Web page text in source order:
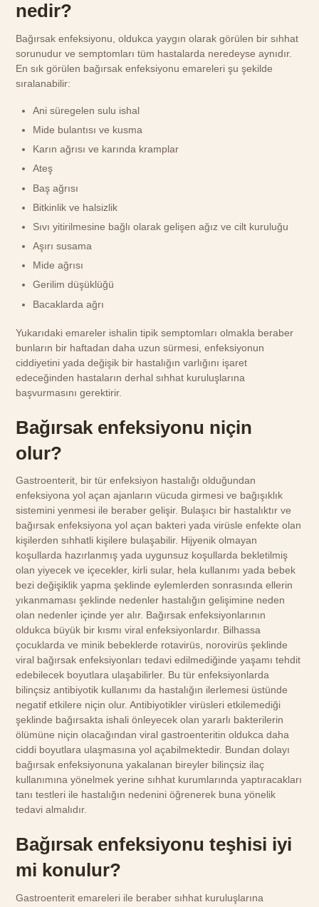
nedir?
Bağırsak enfeksiyonu, oldukca yaygın olarak görülen bir sıhhat
sorunudur ve semptomları tüm hastalarda neredeyse aynıdır.
En sık görülen bağırsak enfeksiyonu emareleri şu şekilde
sıralanabilir:
Ani süregelen sulu ishal
Mide bulantısı ve kusma
Karın ağrısı ve karında kramplar
Ateş
Baş ağrısı
Bitkinlik ve halsizlik
Sıvı yitirilmesine bağlı olarak gelişen ağız ve cilt kuruluğu
Aşırı susama
Mide ağrısı
Gerilim düşüklüğü
Bacaklarda ağrı
Yukarıdaki emareler ishalin tipik semptomları olmakla beraber
bunların bir haftadan daha uzun sürmesi, enfeksiyonun
ciddiyetini yada değişik bir hastalığın varlığını işaret
edeceğinden hastaların derhal sıhhat kuruluşlarına
başvurmasını gerektirir.
Bağırsak enfeksiyonu niçin
olur?
Gastroenterit, bir tür enfeksiyon hastalığı olduğundan
enfeksiyona yol açan ajanların vücuda girmesi ve bağışıklık
sistemini yenmesi ile beraber gelişir. Bulaşıcı bir hastalıktır ve
bağırsak enfeksiyona yol açan bakteri yada virüsle enfekte olan
kişilerden sıhhatli kişilere bulaşabilir. Hijyenik olmayan
koşullarda hazırlanmış yada uygunsuz koşullarda bekletilmiş
olan yiyecek ve içecekler, kirli sular, hela kullanımı yada bebek
bezi değişiklik yapma şeklinde eylemlerden sonrasında ellerin
yıkanmaması şeklinde nedenler hastalığın gelişimine neden
olan nedenler içinde yer alır. Bağırsak enfeksiyonlarının
oldukca büyük bir kısmı viral enfeksiyonlardır. Bilhassa
çocuklarda ve minik bebeklerde rotavirüs, norovirüs şeklinde
viral bağırsak enfeksiyonları tedavi edilmediğinde yaşamı tehdit
edebilecek boyutlara ulaşabilirler. Bu tür enfeksiyonlarda
bilinçsiz antibiyotik kullanımı da hastalığın ilerlemesi üstünde
negatif etkilere niçin olur. Antibiyotikler virüsleri etkilemediği
şeklinde bağırsakta ishali önleyecek olan yararlı bakterilerin
ölümüne niçin olacağından viral gastroenteritin oldukca daha
ciddi boyutlara ulaşmasına yol açabilmektedir. Bundan dolayı
bağırsak enfeksiyonuna yakalanan bireyler bilinçsiz ilaç
kullanımına yönelmek yerine sıhhat kurumlarında yaptıracakları
tanı testleri ile hastalığın nedenini öğrenerek buna yönelik
tedavi almalıdır.
Bağırsak enfeksiyonu teşhisi iyi
mi konulur?
Gastroenterit emareleri ile beraber sıhhat kuruluşlarına